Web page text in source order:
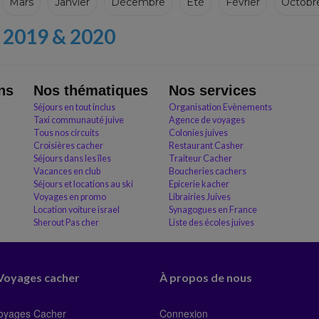
2019 & 2020
Nos thématiques Nos services
Séjours en tout inclus
Organisation Evènements
Taxi communauté juive
Agence de voyages
Tous nos circuits
Colonies juives
Croisières cacher
Restaurant Casher
Séjours dans les îles
Traiteur Cacher
Vacances en club
Boucheries cachers
Séjours et locations au ski
Epicerie kacher
Voyages en promo
Librairies Juives
Location voiture israel
Synagogues en France
Sherout Pas cher Liste des écoles juives
cacher
Cacher
À propos de nous
Connexion